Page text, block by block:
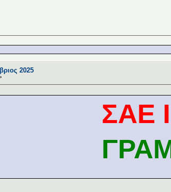
2025
ΣΑΕ